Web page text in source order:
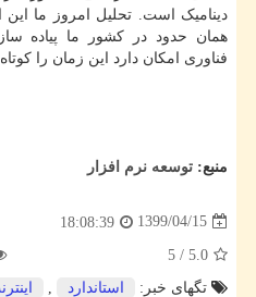
همان حدود در کشور ما پیاده
فناوری امکان دارد این زمان را
منبع: توسعه نرم افزار
1399/04/15
18:08:39
5.0
/
5
تگهای خبر:
استاندارد